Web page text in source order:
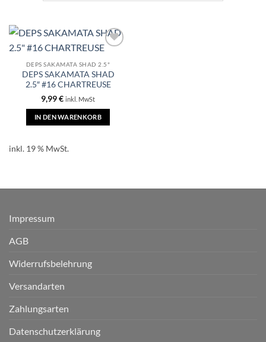
DEPS SAKAMATA SHAD 2.5"
DEPS SAKAMATA SHAD
2.5″ #16 CHARTREUSE
9,99€ inkl. MwSt
IN DEN WARENKORB
inkl. 19 % MwSt.
Impressum
AGB
Widerrufsbelehrung
Versandarten
Zahlungsarten
Datenschutzerklärung